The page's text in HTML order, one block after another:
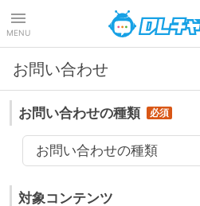
MENU
お問い合わせ
お問い合わせの種類
お問い合わせの種類
対象コンテンツ